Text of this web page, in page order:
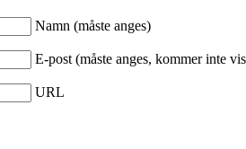
Namn (måste anges)
E-post (måste anges, kommer inte
URL